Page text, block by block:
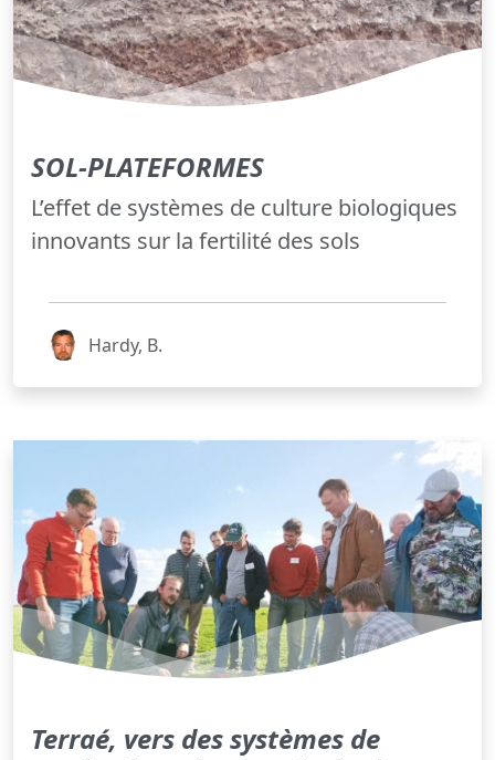
SOL-PLATEFORMES
L’effet de systèmes de culture biologiques
innovants sur la fertilité des sols
Hardy, B.
Terraé, vers des systèmes de